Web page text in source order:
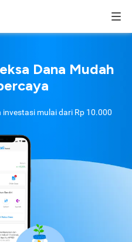
Dana Mudah
investasi mulai dari Rp 10.000